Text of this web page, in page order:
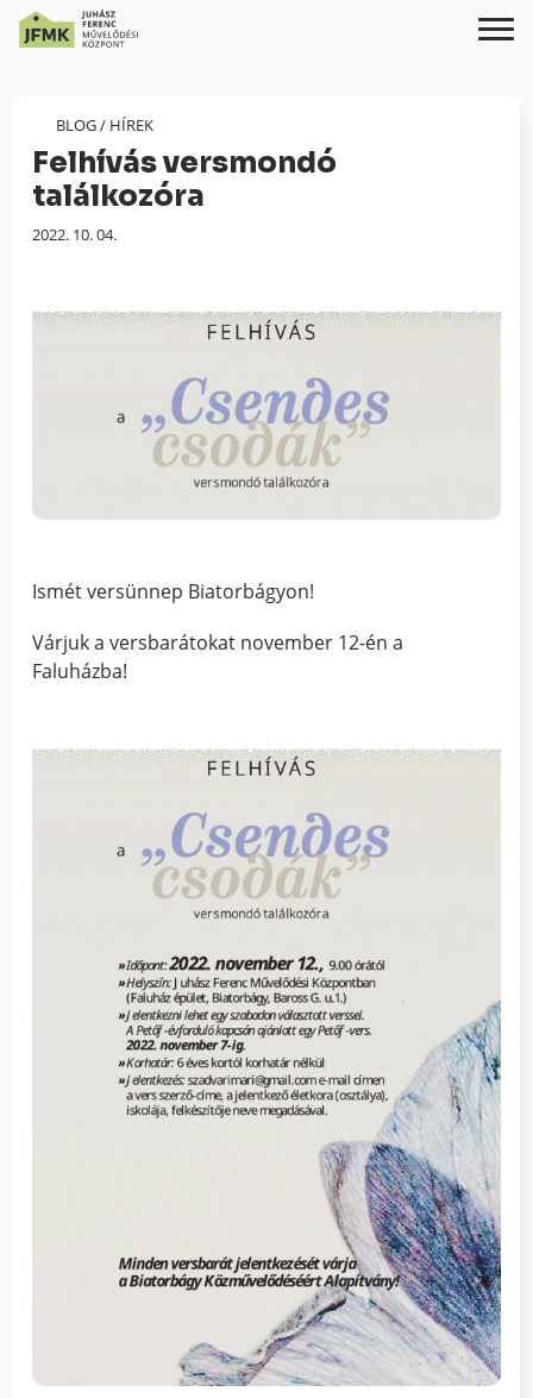
Content
navigációhoz
BLOG/ HÍREK
Felhívás versmondó
találkozóra
Megjelenés
2022. 10. 04.
Ismét versünnep Biatorbágyon!
Várjuk a versbarátokat november 12-én a
Faluházba!